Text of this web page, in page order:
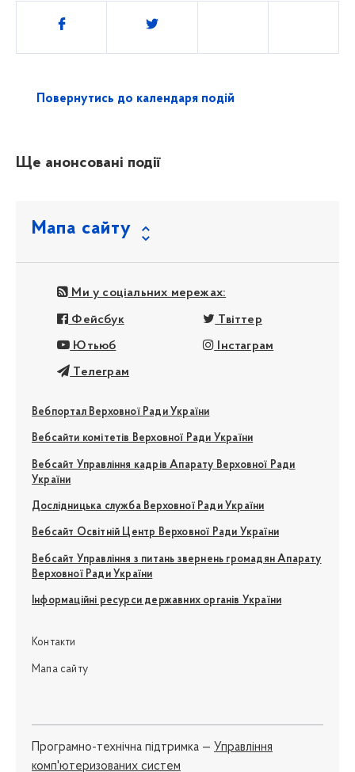
Поділитись
Повернутись до календаря подій
Ще анонсовані події
Мапа сайту
Ми у соціальних мережах:
Фейсбук Твіттер
Ютьюб Інстаграм
Телеграм
Вебпортал Верховної Ради України
Вебсайти комітетів Верховної Ради України
Вебсайт Управління кадрів Апарату Верховної Ради
України
Дослідницька служба Верховної Ради України
Вебсайт Освітній Центр Верховної Ради України
Вебсайт Управління з питань звернень громадян Апарату
Верховної Ради України
Інформаційні ресурси державних органів України
Контакти
Мапа сайту
Програмно-технічна підтримка — Управління
комп'ютеризованих систем